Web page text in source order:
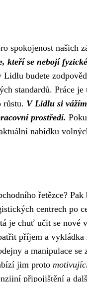
spokojenost našich
kteří se nebojí
budete
standardů. Práce
růstu. V Lidlu si
prostředí.
nabídku
řetězce?
centrech po
je chuť učit se nové
příjem a vykládka
a manipulace
jim proto
připojištění a